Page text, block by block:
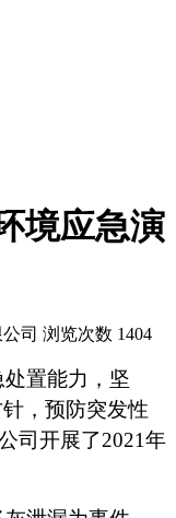
境应急演
司 浏览次数 1404
置能力，坚
，预防突发性
司开展了2021年